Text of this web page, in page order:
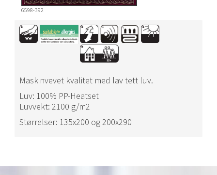
6598-392
Maskinvevet kvalitet med lav tett luv.
Luv: 100% PP-Heatset
Luvvekt: 2100 g/m2
Størrelser: 135x200 og 200x290